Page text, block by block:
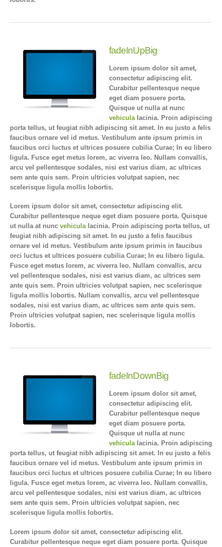
fadeInUpBig
Lorem ipsum dolor sit amet,
consectetur adipiscing elit.
Curabitur pellentesque neque
eget diam posuere porta.
Quisque ut nulla at nunc
vehicula lacinia. Proin adipiscing
porta tellus, ut feugiat nibh adipiscing sit amet. In eu justo a felis
faucibus ornare vel id metus. Vestibulum ante ipsum primis in
faucibus orci luctus et ultrices posuere cubilia Curae; In eu libero
ligula. Fusce eget metus lorem, ac viverra leo. Nullam convallis,
arcu vel pellentesque sodales, nisi est varius diam, ac ultrices
sem ante quis sem. Proin ultricies volutpat sapien, nec
scelerisque ligula mollis lobortis.
Lorem ipsum dolor sit amet, consectetur adipiscing elit.
Curabitur pellentesque neque eget diam posuere porta. Quisque
ut nulla at nunc vehiculalacinia. Proin adipiscing porta tellus, ut
feugiat nibh adipiscing sit amet. In eu justo a felis faucibus
ornare vel id metus. Vestibulum ante ipsum primis in faucibus
orci luctus et ultrices posuere cubilia Curae; In eu libero ligula.
Fusce eget metus lorem, ac viverra leo. Nullam convallis, arcu
vel pellentesque sodales, nisi est varius diam, ac ultrices sem
ante quis sem. Proin ultricies volutpat sapien, nec scelerisque
ligula mollis lobortis. Nullam convallis, arcu vel pellentesque
sodales, nisi est varius diam, ac ultrices sem ante quis sem.
Proin ultricies volutpat sapien, nec scelerisque ligula mollis
lobortis.
fadeInDownBig
Lorem ipsum dolor sit amet,
consectetur adipiscing elit.
Curabitur pellentesque neque
eget diam posuere porta.
Quisque ut nulla at nunc
vehiculalacinia. Proin adipiscing
porta tellus, ut feugiat nibh adipiscing sit amet. In eu justo a felis
faucibus ornare vel id metus. Vestibulum ante ipsum primis in
faucibus orci luctus et ultrices posuere cubilia Curae; In eu libero
ligula. Fusce eget metus lorem, ac viverra leo. Nullam convallis,
arcu vel pellentesque sodales, nisi est varius diam, ac ultrices
sem ante quis sem. Proin ultricies volutpat sapien, nec
scelerisque ligula mollis lobortis.
Lorem ipsum dolor sit amet, consectetur adipiscing elit.
Curabitur pellentesque neque eget diam posuere porta. Quisque